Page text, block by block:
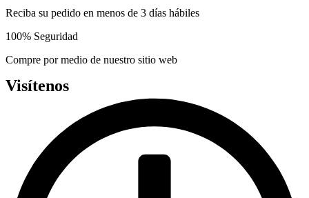
Reciba su pedido en menos de 3 días hábiles
100% Seguridad
Compre por medio de nuestro sitio web
Visítenos